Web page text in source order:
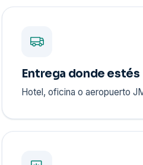
Entrega donde estés
Hotel, oficina o aeropuerto